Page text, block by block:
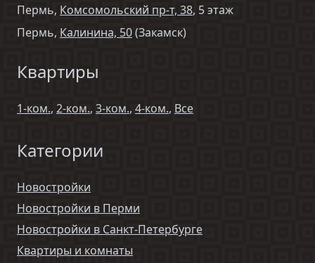
Пермь, Комсомольский пр-т, 38, 5 этаж
Пермь, Калинина, 50(Закамск)
Квартиры
1-ком., 2-ком., 3-ком., 4-ком., Все
Категории
Новостройки
Новостройки в Перми
Новостройки в Санкт-Петербурге
Квартиры и комнаты